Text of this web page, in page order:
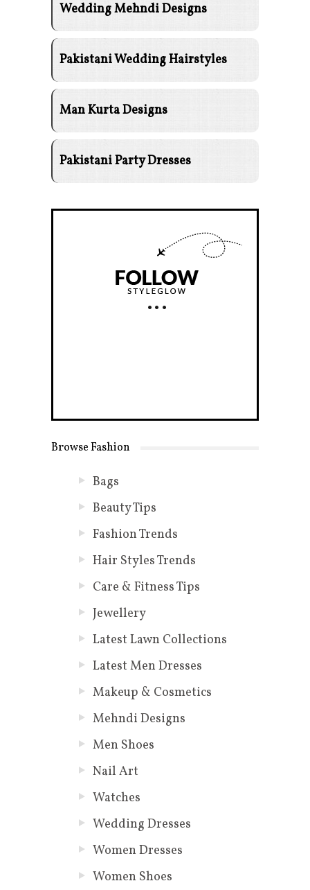
Wedding Mehndi Designs
Pakistani Wedding Hairstyles
Man Kurta Designs
Pakistani Party Dresses
Browse Fashion
Bags
Beauty Tips
Fashion Trends
Hair Styles Trends
Care & Fitness Tips
Jewellery
Latest Lawn Collections
Latest Men Dresses
Makeup & Cosmetics
Mehndi Designs
Men Shoes
Nail Art
Watches
Wedding Dresses
Women Dresses
Women Shoes